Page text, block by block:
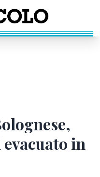
in